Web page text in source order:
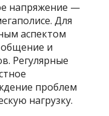
напряжение —
Для
аспектом
общение и
Регулярные
проблем
нагрузку.